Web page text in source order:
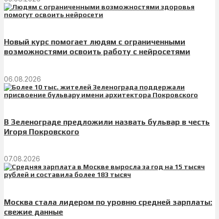
Новый курс помогает людям с ограниченными
возможностями освоить работу с нейросетями
06.08.2026
В Зеленограде предложили назвать бульвар в честь
Игоря Покровского
07.08.2026
Москва стала лидером по уровню средней зарплаты:
свежие данные